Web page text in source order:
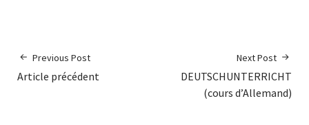
Previous Post
Article précédent
Next Post
DEUTSCHUNTERRICHT
(cours d’Allemand)